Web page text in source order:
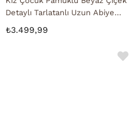
Detaylı Tarlatanlı Uzun Abiye
₺3.499,99